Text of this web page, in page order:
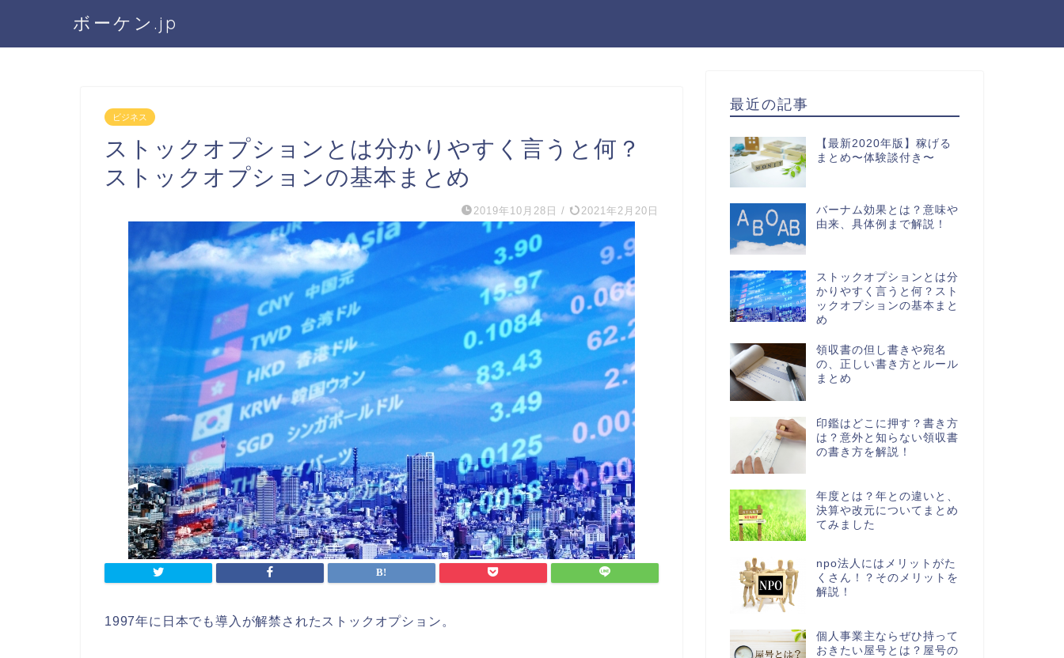
ボーケン.jp
ビジネス
ストックオプションとは分かりやすく言うと何？
ストックオプションの基本まとめ
2019年10月28日 / 2021年2月20日
1997年に日本でも導入が解禁されたストックオプション。
最近の記事
【最新2020年版】稼げる
まとめ〜体験談付き〜
バーナム効果とは？意味や
由来、具体例まで解説！
ストックオプションとは分
かりやすく言うと何？スト
ックオプションの基本まと
め
領収書の但し書きや宛名
の、正しい書き方とルール
まとめ
印鑑はどこに押す？書き方
は？意外と知らない領収書
の書き方を解説！
年度とは？年との違いと、
決算や改元についてまとめ
てみました
npo法人にはメリットがた
くさん！？そのメリットを
解説！
個人事業主ならぜひ持って
おきたい屋号とは？屋号の